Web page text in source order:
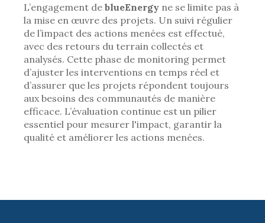
L’engagement de blueEnergy ne se limite pas à
la mise en œuvre des projets. Un suivi régulier
de l’impact des actions menées est effectué,
avec des retours du terrain collectés et
analysés. Cette phase de monitoring permet
d’ajuster les interventions en temps réel et
d’assurer que les projets répondent toujours
aux besoins des communautés de manière
efficace. L’évaluation continue est un pilier
essentiel pour mesurer l'impact, garantir la
qualité et améliorer les actions menées.